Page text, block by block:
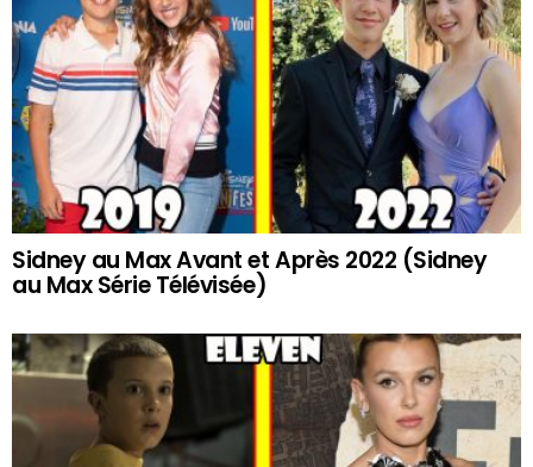
Sidney au Max Avant et Après 2022 (Sidney
au Max Série Télévisée)